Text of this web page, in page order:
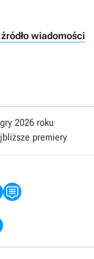
wiadomości
2026 roku
premiery